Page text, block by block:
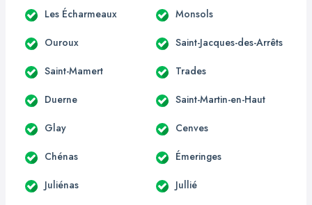
Les Écharmeaux Monsols
Ouroux Saint-Jacques-des-Arrêts
Saint-Mamert Trades
Duerne Saint-Martin-en-Haut
Glay Cenves
Chénas Émeringes
Juliénas Jullié